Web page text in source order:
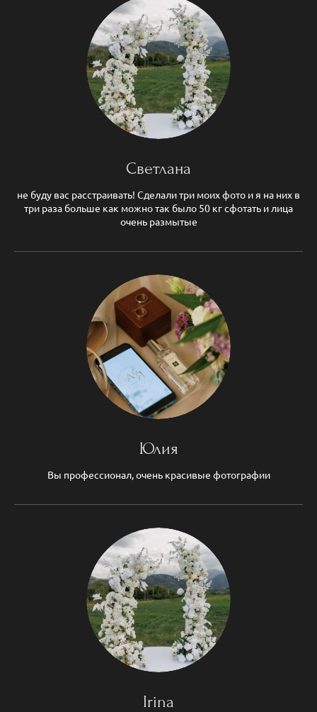
Светлана
не буду вас расстраивать! Сделали три моих фото и я на них в
три раза больше как можно так было 50 кг сфотать и лица
очень размытые
Юлия
Вы профессионал, очень красивые фотографии
Irina